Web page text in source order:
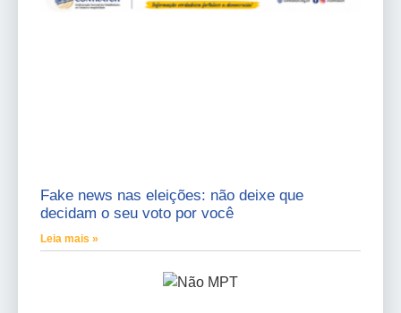
Fake news nas eleições: não deixe que
decidam o seu voto por você
Leia mais »